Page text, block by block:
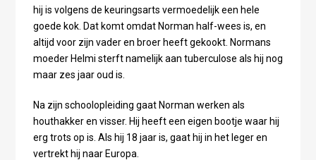
hij is volgens de keuringsarts vermoedelijk een hele
goede kok. Dat komt omdat Norman half-wees is, en
altijd voor zijn vader en broer heeft gekookt. Normans
moeder Helmi sterft namelijk aan tuberculose als hij nog
maar zes jaar oud is.
Na zijn schoolopleiding gaat Norman werken als
houthakker en visser. Hij heeft een eigen bootje waar hij
erg trots op is. Als hij 18 jaar is, gaat hij in het leger en
vertrekt hij naar Europa.